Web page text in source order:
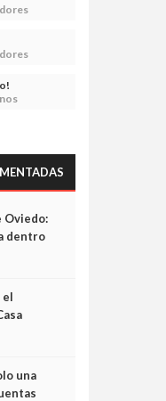
Oviedo:
dentro
el
una